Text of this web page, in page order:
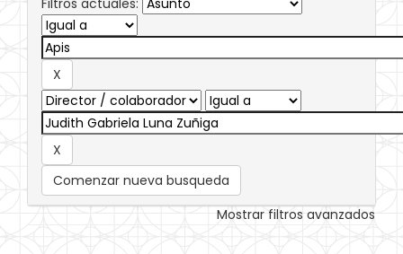
Filtros actuales:
Comenzar nueva busqueda
Mostrar filtros avanzados